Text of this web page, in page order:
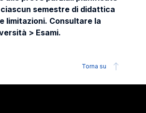
semestre di didattica
limitazioni. Consultare la
> Esami.
Torna su